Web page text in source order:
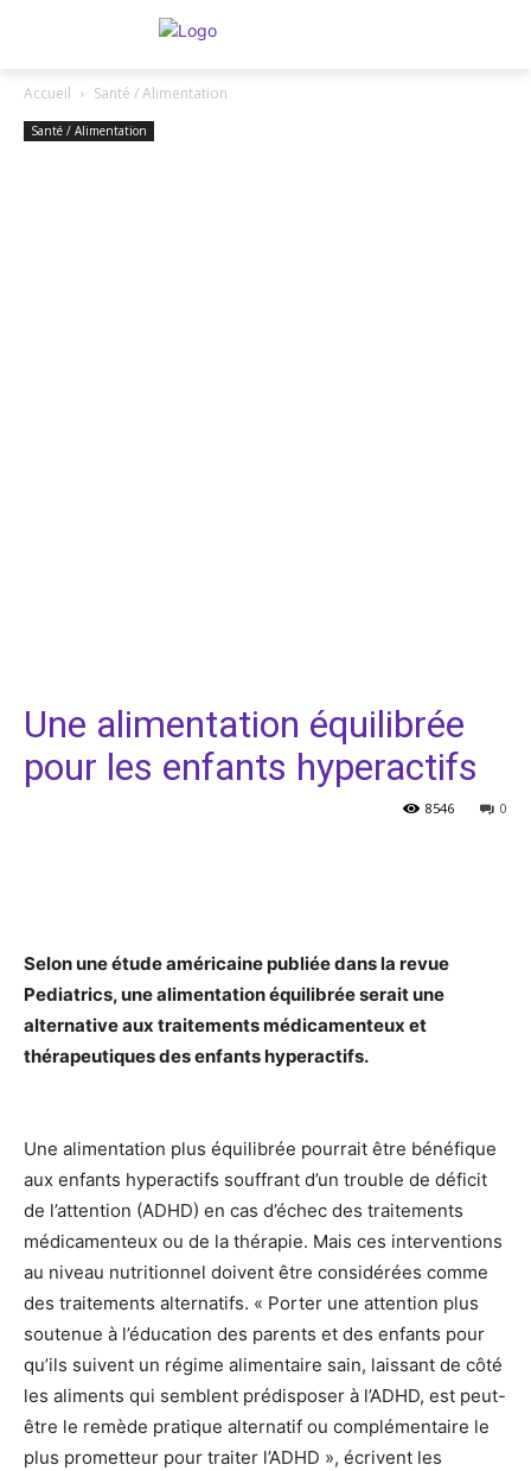
Accueil Santé / Alimentation
Santé / Alimentation
Une alimentation équilibrée
pour les enfants hyperactifs
0
8546
Selon une étude américaine publiée dans la revue
Pediatrics, une alimentation équilibrée serait une
alternative aux traitements médicamenteux et
thérapeutiques des enfants hyperactifs.
Une alimentation plus équilibrée pourrait être bénéfique
aux enfants hyperactifs souffrant d’un trouble de déficit
de l’attention (ADHD) en cas d’échec des traitements
médicamenteux ou de la thérapie. Mais ces interventions
au niveau nutritionnel doivent être considérées comme
des traitements alternatifs. « Porter une attention plus
soutenue à l’éducation des parents et des enfants pour
qu’ils suivent un régime alimentaire sain, laissant de côté
les aliments qui semblent prédisposer à l’ADHD, est peut-
être le remède pratique alternatif ou complémentaire le
plus prometteur pour traiter l’ADHD », écrivent les